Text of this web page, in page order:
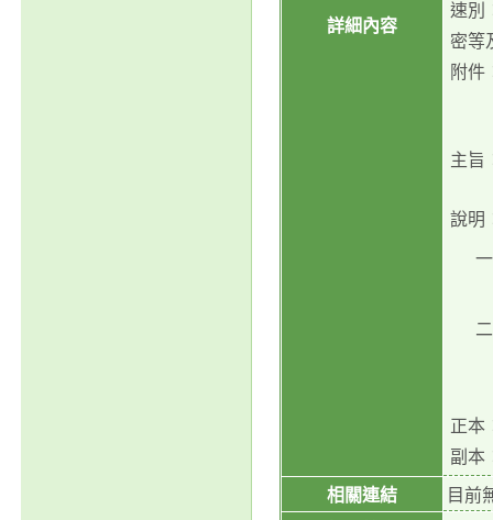
詳細內容
速別
密等
附件
主旨
說明
正本
副本
相關連結
目前